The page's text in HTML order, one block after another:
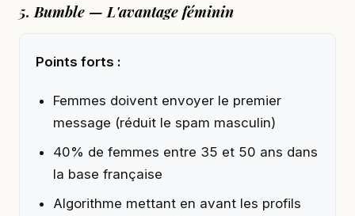
5. Bumble — L'avantage féminin
Points forts :
Femmes doivent envoyer le premier
message (réduit le spam masculin)
40% de femmes entre 35 et 50 ans dans
la base française
Algorithme mettant en avant les profils